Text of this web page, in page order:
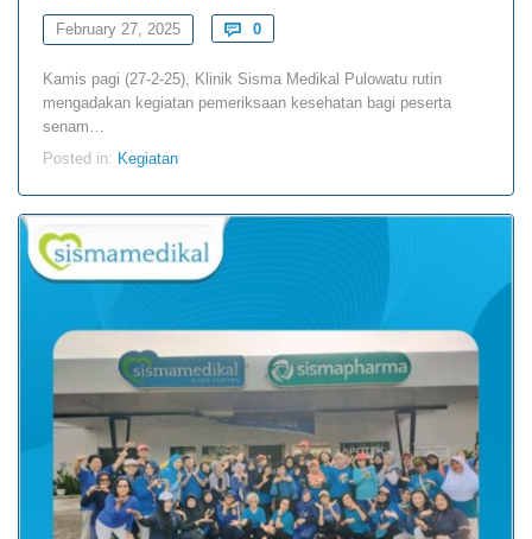
February 27, 2025  0Comments
Kamis pagi (27-2-25), Klinik Sisma Medikal Pulowatu rutin
mengadakan kegiatan pemeriksaan kesehatan bagi peserta
senam…
Posted in: Kegiatan